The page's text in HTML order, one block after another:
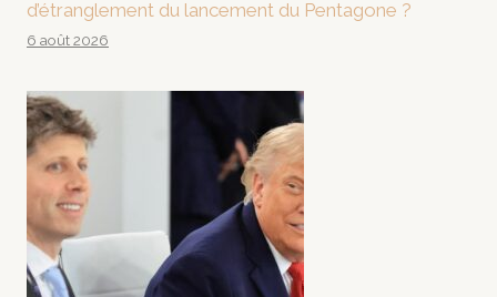
d’étranglement du lancement du Pentagone ?
6 août 2026